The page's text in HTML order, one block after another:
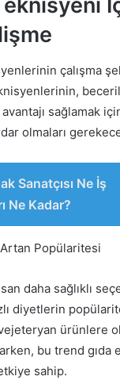
çalışma
sağlamak
olmaları
Sanatçısı Ne İş
Ne Kadar?
Popülaritesi
daha sağlıklı
diyetlerin
ürünlere
bu trend gıda
sahip.